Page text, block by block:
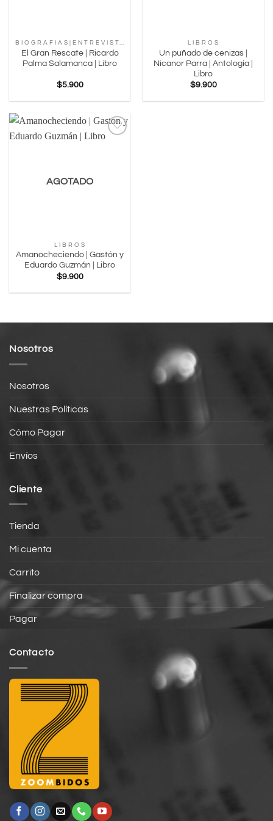
B I O G R A F I A S | E N T R E V I S T A S | C O N V E R S A C I O N E S |
El Gran Rescate | Ricardo
Palma Salamanca | Libro
$5.900
L I B R O S
Un puñado de cenizas |
Nicanor Parra | Antología |
Libro
$9.900
AGOTADO
L I B R O S
Amanocheciendo | Gastón y
Eduardo Guzmán | Libro
$9.900
Nosotros
Nosotros
Nuestras Políticas
Cómo Pagar
Envíos
Cliente
Tienda
Mi cuenta
Carrito
Finalizar compra
Pagar
Contacto